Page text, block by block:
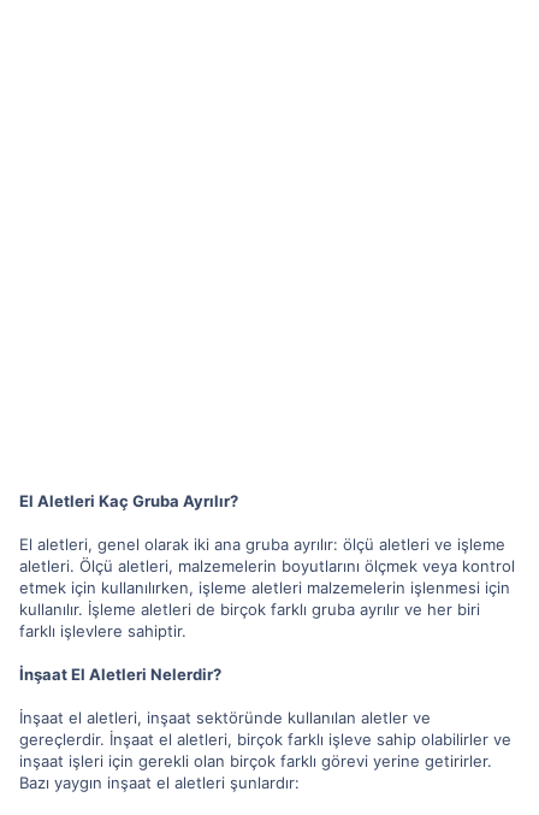
El Aletleri Kaç Gruba Ayrılır?
El aletleri, genel olarak iki ana gruba ayrılır: ölçü aletleri ve işleme
aletleri. Ölçü aletleri, malzemelerin boyutlarını ölçmek veya kontrol
etmek için kullanılırken, işleme aletleri malzemelerin işlenmesi için
kullanılır. İşleme aletleri de birçok farklı gruba ayrılır ve her biri
farklı işlevlere sahiptir.
İnşaat El Aletleri Nelerdir?
İnşaat el aletleri, inşaat sektöründe kullanılan aletler ve
gereçlerdir. İnşaat el aletleri, birçok farklı işleve sahip olabilirler ve
inşaat işleri için gerekli olan birçok farklı görevi yerine getirirler.
Bazı yaygın inşaat el aletleri şunlardır: